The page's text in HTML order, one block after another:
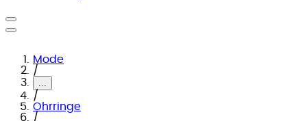
Mode
/
...
/
Ohrringe
/